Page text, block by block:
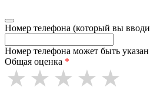
Номер телефона (который вы
Номер телефона может быть
Общая оценка *